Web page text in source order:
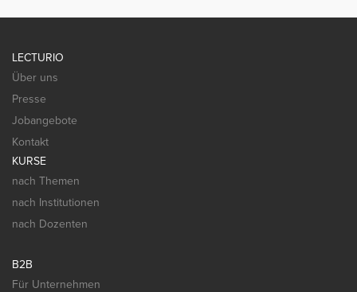
LECTURIO
Über uns
Presse
Jobangebote
Kontakt
KURSE
nach Themen
nach Institutionen
nach Dozenten
B2B
Für Unternehmen